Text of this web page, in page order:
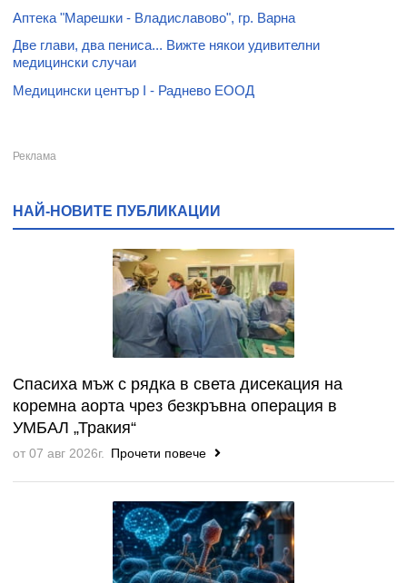
Аптека "Марешки - Владиславово", гр. Варна
Две глави, два пениса... Вижте някои удивителни
медицински случаи
Медицински център I - Раднево ЕООД
НАЙ-НОВИТЕ ПУБЛИКАЦИИ
Спасиха мъж с рядка в света дисекация на
коремна аорта чрез безкръвна операция в
УМБАЛ „Тракия“
от 07 авг 2026г. Прочети повече